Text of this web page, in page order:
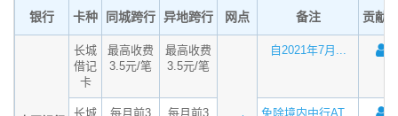
银行 卡种 同城跨行 异地跨行 网点 备注 贡献
长城
借记
卡
最高收费
3.5元/笔
最高收费
3.5元/笔
自2021年7月...
长城
每月前3
每月前3
免除境内中行AT...